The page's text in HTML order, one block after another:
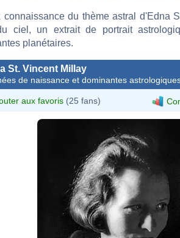
connaissance du thème astral d'Edna
ciel, un extrait de portrait
planétaires.
St. Vincent Millay
de naissance et dominantes
aux favoris (25 fans)